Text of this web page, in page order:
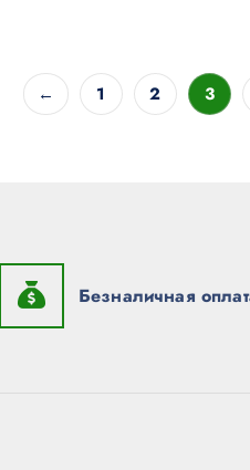
← 1 2 3
Безналичная